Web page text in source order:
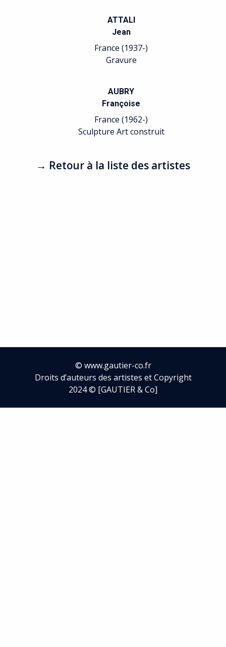
Sculpture
BENSASSON
Peinture
BERNARD
Peinture